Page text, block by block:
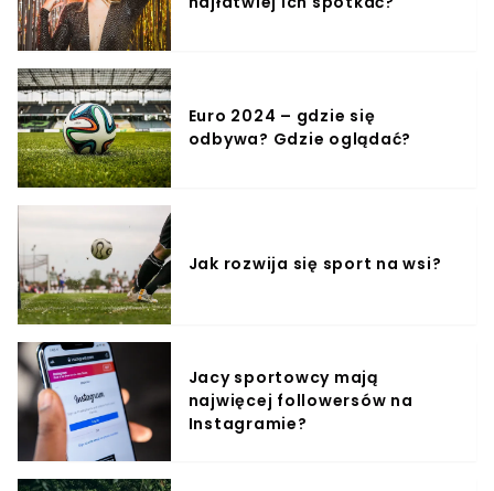
selekcjonera reprezentacji Polski. Portal WP
SportoweFakty informuje, że w tym celu skontaktował się
on z PZPN. Związek zdecydował się jednak na
zatrudnienie Paulo Sousy.
Euro 2024 – gdzie się
odbywa? Gdzie oglądać?
Jak rozwija się sport na wsi?
Jacy sportowcy mają
najwięcej followersów na
Instagramie?